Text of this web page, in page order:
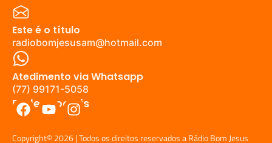
Este é o título
radiobomjesusam@hotmail.com
Atedimento via Whatsapp
(77) 99171-5058
Redes Sociais
Copyright© 2026 | Todos os direitos reservados a Rádio Bom Jesus